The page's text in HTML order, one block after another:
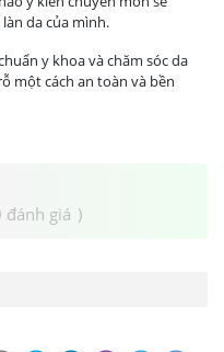
da của mình.
y khoa và chăm sóc da
một cách an toàn và bền
đánh giá )